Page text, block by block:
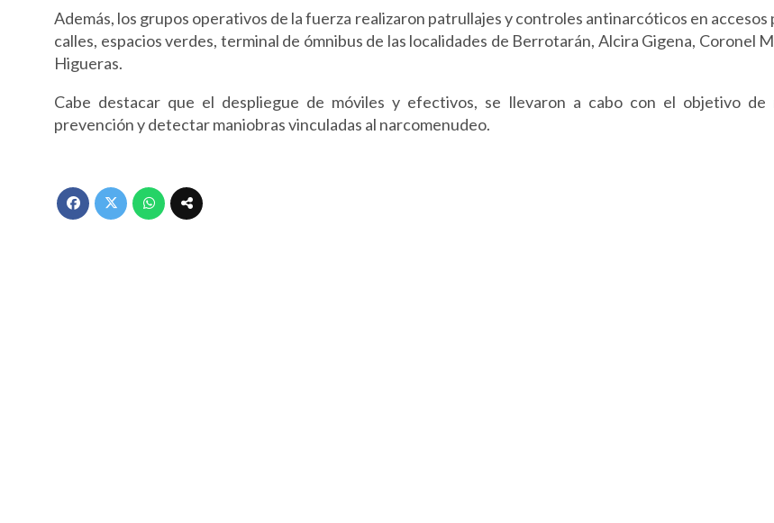
Además, los grupos operativos de la fuerza realizaron patrullajes y controles antinarcóticos en accesos
calles, espacios verdes, terminal de ómnibus de las localidades de Berrotarán, Alcira Gigena, Coronel
Higueras.
Cabe destacar que el despliegue de móviles y efectivos, se llevaron a cabo con el objetivo de
prevención y detectar maniobras vinculadas al narcomenudeo.